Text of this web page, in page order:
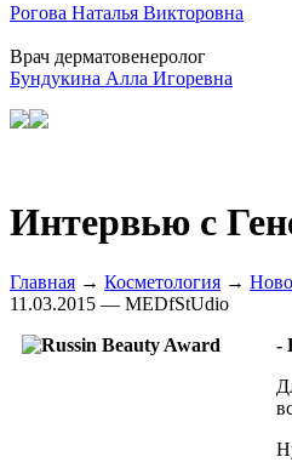
Рогова Наталья Викторовна
Врач дерматовенеролог
Бундукина Алла Игоревна
Интервью с
Главная → Косметология →
11.03.2015 — MEDfStUdio
-